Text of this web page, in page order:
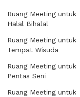
Ruang Meeting untuk
Halal Bihalal
Ruang Meeting untuk
Tempat Wisuda
Ruang Meeting untuk
Pentas Seni
Ruang Meeting untuk